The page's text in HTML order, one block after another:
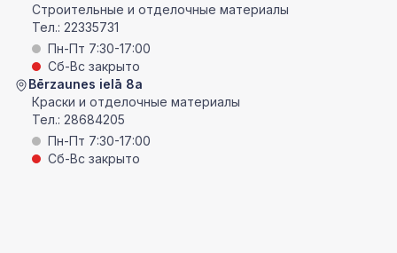
Строительные и отделочные материалы
Тел.: 22335731
Пн-Пт 7:30-17:00
Сб-Вс закрыто
Bērzaunes ielā 8a
Краски и отделочные материалы
Тел.: 28684205
Пн-Пт 7:30-17:00
Сб-Вс закрыто